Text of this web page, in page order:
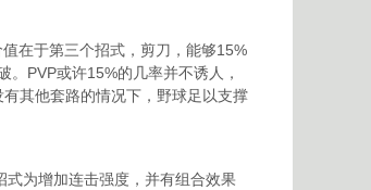
在于第三个招式，剪刀，能够15%
PVP或许15%的几率并不诱人，
其他套路的情况下，野球足以支撑
为增加连击强度，并有组合效果